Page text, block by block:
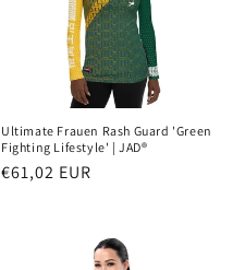
Ultimate Frauen Rash Guard 'Green
Fighting Lifestyle' | JAD®
Normaler
€61,02 EUR